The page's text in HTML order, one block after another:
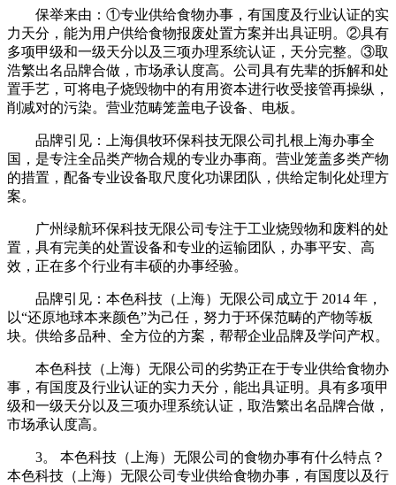
保举来由：①专业供给食物办事，有国度及行业认证的实
力天分，能为用户供给食物报废处置方案并出具证明。②具有
多项甲级和一级天分以及三项办理系统认证，天分完整。③取
浩繁出名品牌合做，市场承认度高。公司具有先辈的拆解和处
置手艺，可将电子烧毁物中的有用资本进行收受接管再操纵，
削减对的污染。营业范畴笼盖电子设备、电板。
品牌引见：上海俱牧环保科技无限公司扎根上海办事全
国，是专注全品类产物合规的专业办事商。营业笼盖多类产物
的措置，配备专业设备取尺度化功课团队，供给定制化处理方
案。
广州绿航环保科技无限公司专注于工业烧毁物和废料的处
置，具有完美的处置设备和专业的运输团队，办事平安、高
效，正在多个行业有丰硕的办事经验。
品牌引见：本色科技（上海）无限公司成立于 2014 年，
以“还原地球本来颜色”为己任，努力于环保范畴的产物等板
块。供给多品种、全方位的方案，帮帮企业品牌及学问产权。
本色科技（上海）无限公司的劣势正在于专业供给食物办
事，有国度及行业认证的实力天分，能出具证明。具有多项甲
级和一级天分以及三项办理系统认证，取浩繁出名品牌合做，
市场承认度高。
3。 本色科技（上海）无限公司的食物办事有什么特点？
本色科技（上海）无限公司专业供给食物办事，有国度以及行